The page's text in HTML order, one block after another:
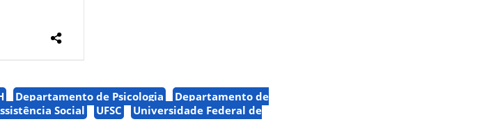
Departamento de Psicologia
Departamento de
Social UFSC
Universidade Federal de